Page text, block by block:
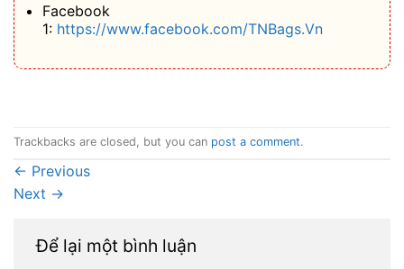
Facebook
1: https://www.facebook.com/TNBags.Vn
Trackbacks are closed, but you can post a comment.
← Previous
Next →
Để lại một bình luận